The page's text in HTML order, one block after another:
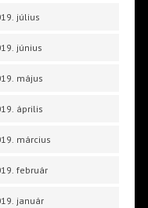
július
június
május
április
március
február
január